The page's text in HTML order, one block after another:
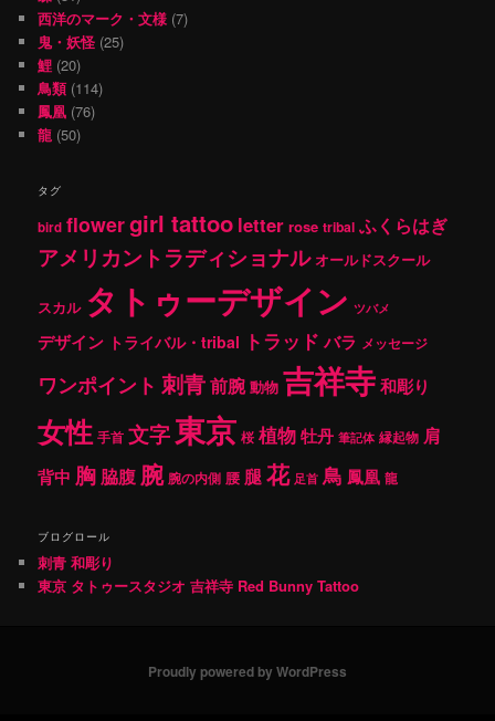
西洋のマーク・文様 (7)
鬼・妖怪 (25)
鯉 (20)
鳥類(114)
鳳凰 (76)
龍 (50)
タグ
bird flowergirl tattoo letter rose tribal ふくらはぎ
アメリカントラディショナル オールドスクール
スカル タトゥーデザイン ツバメ
デザイン トライバル・tribal トラッド バラ メッセージ
ワンポイント 刺青前腕 動物 吉祥寺和彫り
女性 手首 文字東京 桜 植物牡丹 筆記体 縁起物 肩
背中 胸 脇腹 腕 腕の内側 腰 腿花 足首 鳥 鳳凰 龍
ブログロール
刺青 和彫り
東京 タトゥースタジオ 吉祥寺 Red Bunny Tattoo
Proudly powered by WordPress